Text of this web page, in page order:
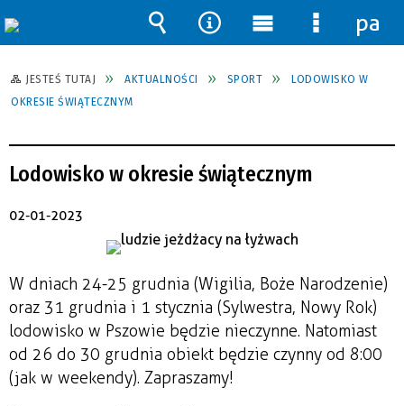
JESTEŚ TUTAJ AKTUALNOŚCI SPORT
LODOWISKO W
OKRESIE ŚWIĄTECZNYM
Lodowisko w okresie świątecznym
02-01-2023
W dniach 24-25 grudnia (Wigilia, Boże Narodzenie)
oraz 31 grudnia i 1 stycznia (Sylwestra, Nowy Rok)
lodowisko w Pszowie będzie nieczynne. Natomiast
od 26 do 30 grudnia obiekt będzie czynny od 8:00
(jak w weekendy). Zapraszamy!
Wyszukiwarka
Narzędzia
Menu
główne
Menu